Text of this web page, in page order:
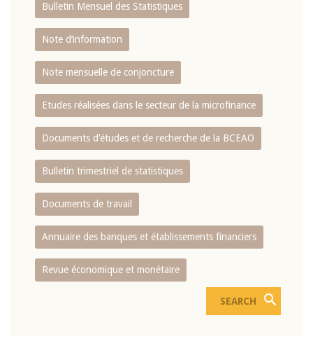
Bulletin Mensuel des Statistiques
Note d’information
Note mensuelle de conjoncture
Etudes réalisées dans le secteur de la microfinance
Documents d’études et de recherche de la BCEAO
Bulletin trimestriel de statistiques
Documents de travail
Annuaire des banques et établissements financiers
Revue économique et monétaire